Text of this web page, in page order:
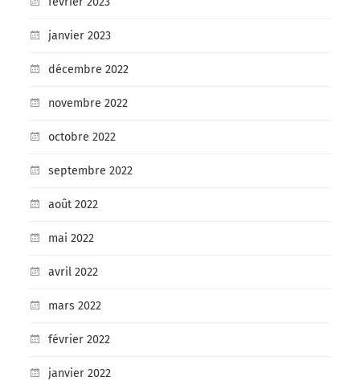
janvier 2023
décembre 2022
novembre 2022
octobre 2022
septembre 2022
août 2022
mai 2022
avril 2022
mars 2022
février 2022
janvier 2022